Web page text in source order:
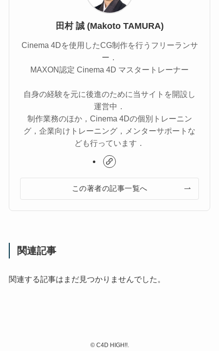
田村 誠 (Makoto TAMURA)
Cinema 4Dを使用したCG制作を行うフリーランサ
ー．
MAXON認定 Cinema 4D マスタートレーナー
自身の経験を元に後進のために当サイトを開設し
運営中．
制作業務のほか，Cinema 4Dの個別トレーニン
グ，企業向けトレーニング，メンターサポートな
ども行っています．
この著者の記事一覧へ
関連記事
関連する記事はまだ見つかりませんでした。
©C4D HIGH!!.